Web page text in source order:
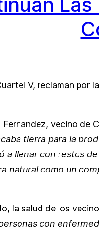
V, reclaman
vecino de
tierra para la
a llenar con restos
natural como un
la salud de los
con